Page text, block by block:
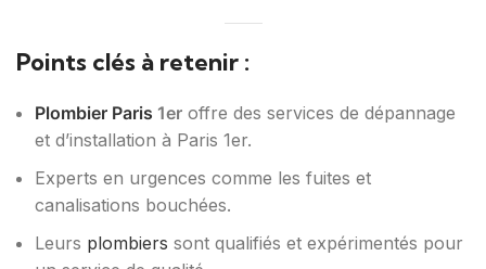
Points clés à retenir :
Plombier Paris 1er offre des services de dépannage
et d’installation à Paris 1er.
Experts en urgences comme les fuites et
canalisations bouchées.
Leurs plombiers sont qualifiés et expérimentés pour